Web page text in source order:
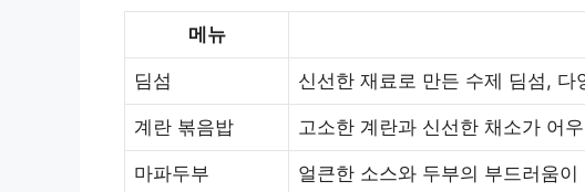
메뉴
딤섬 신선한 재료로 만든 수제 딤섬,
계란 볶음밥 고소한 계란과 신선한 채소가 어
마파두부 얼큰한 소스와 두부의 부드러움